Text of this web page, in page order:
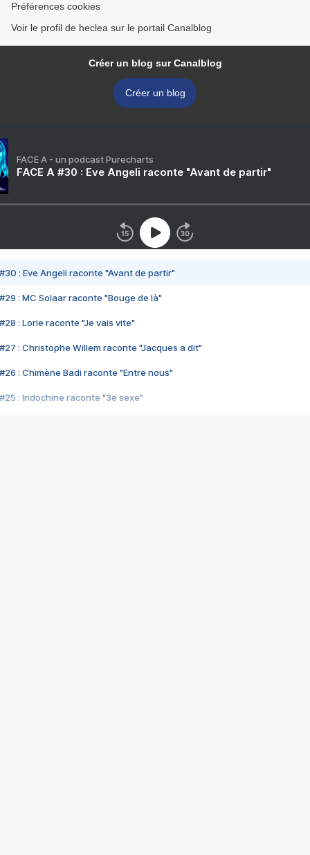
Préférences cookies
Voir le profil de heclea sur le portail Canalblog
Créer un blog sur Canalblog
Créer un blog
FACE A - un podcast Purecharts
FACE A #30 : Eve Angeli raconte "Avant de partir"
#30 : Eve Angeli raconte "Avant de partir"
#29 : MC Solaar raconte "Bouge de là"
#28 : Lorie raconte "Je vais vite"
#27 : Christophe Willem raconte "Jacques a dit"
#26 : Chimène Badi raconte "Entre nous"
#25 : Indochine raconte "3e sexe"